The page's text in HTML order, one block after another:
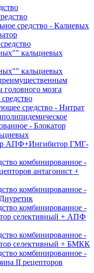
средство - Калиевых
кальциевых
кальциевых
головного мозга
средство - Нитрат
- Блокатор
АПФ+Ингибитор ГМГ-
комбинированное -
антагонист +
комбинированное -
комбинированное -
селективный + АПФ
комбинированное -
селективный + БМКК
комбинированное -
II рецепторов